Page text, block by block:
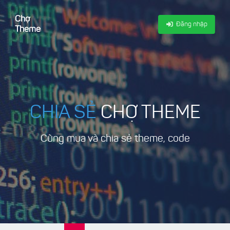
Chợ
Theme
Đăng nhập
CHIA SẺCHỢ THEME
Cùng mua và chia sẻ theme, code